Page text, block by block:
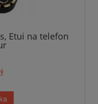
Etui na telefon